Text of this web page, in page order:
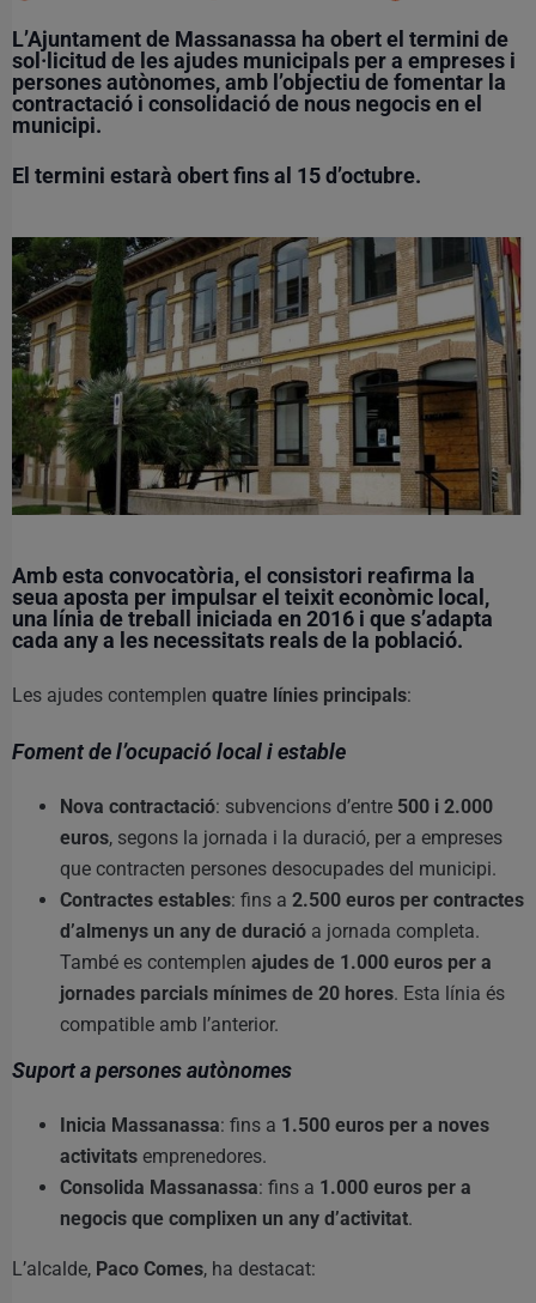
L’Ajuntament de Massanassa ha obert el termini de
sol·licitud de les ajudes municipals per a empreses i
persones autònomes, amb l’objectiu de fomentar la
contractació i consolidació de nous negocis en el
municipi.
El termini estarà obert fins al 15 d’octubre.
Amb esta convocatòria, el consistori reafirma la
seua aposta per impulsar el teixit econòmic local,
una línia de treball iniciada en 2016 i que s’adapta
cada any a les necessitats reals de la població.
Les ajudes contemplen quatre línies principals:
Foment de l’ocupació local i estable
Nova contractació: subvencions d’entre 500 i 2.000
euros, segons la jornada i la duració, per a empreses
que contracten persones desocupades del municipi.
Contractes estables: fins a 2.500 euros per contractes
d’almenys un any de duració a jornada completa.
També es contemplen ajudes de 1.000 euros per a
jornades parcials mínimes de 20 hores. Esta línia és
compatible amb l’anterior.
Suport a persones autònomes
Inicia Massanassa: fins a 1.500 euros per a noves
activitats emprenedores.
Consolida Massanassa: fins a 1.000 euros per a
negocis que complixen un any d’activitat.
L’alcalde, Paco Comes, ha destacat: